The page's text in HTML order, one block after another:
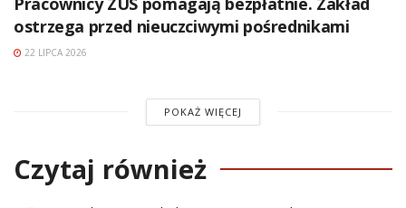
ostrzega przed nieuczciwymi pośrednikami
22 LIPCA 2026
POKAŻ WIĘCEJ
Czytaj również